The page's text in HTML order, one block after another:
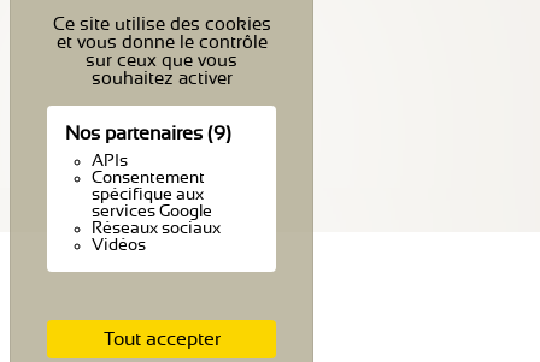
Ce site utilise des cookies
et vous donne le contrôle
sur ceux que vous
souhaitez activer
Nos partenaires (9)
APIs
Consentement
spécifique aux
services Google
Réseaux sociaux
Vidéos
Tout accepter